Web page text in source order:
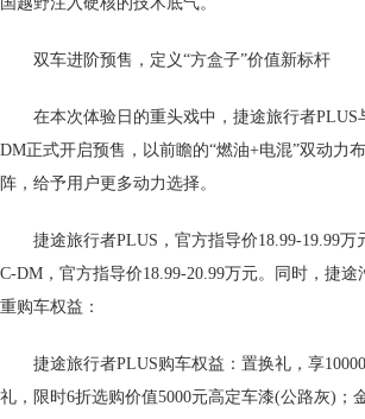
双车进阶预售，定义“方盒子”价值新标杆
在本次体验日的重头戏中，捷途旅行者PLUS
DM正式开启预售，以前瞻的“燃油+电混”双动力
阵，给予用户更多动力选择。
捷途旅行者PLUS，官方指导价18.99-19.99万
C-DM，官方指导价18.99-20.99万元。同时，捷
重购车权益：
捷途旅行者PLUS购车权益：置换礼，享
礼，限时6折选购价值5000元高定车漆(公路灰)；